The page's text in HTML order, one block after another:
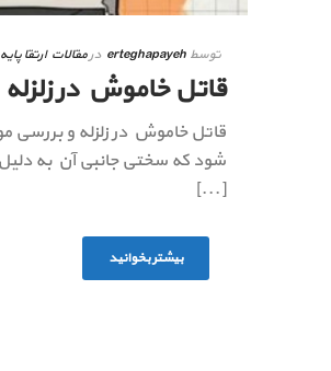
توسط erteghapayeh درمقالات ارتقا پایه
قاتل خاموش در زلزله
[...]
بیشتر بخوانید